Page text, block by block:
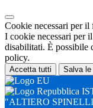
Cookie necessari per il
I cookie necessari per
disabilitati. È possibile
policy.
Accetta tutti Salva le
"ALTIERO